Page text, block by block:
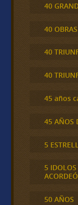
40
40
40
40
45 años
45 AÑOS
5
5
50 AÑOS